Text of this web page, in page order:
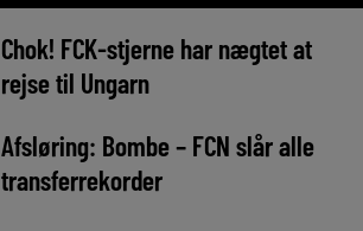
Chok! FCK-stjerne har nægtet at
rejse til Ungarn
Afsløring: Bombe – FCN slår alle
transferrekorder